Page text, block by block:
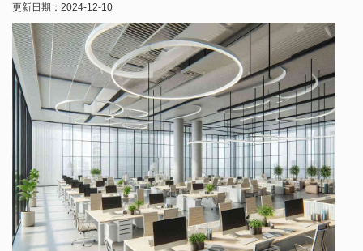
更新日期： 2024-12-10